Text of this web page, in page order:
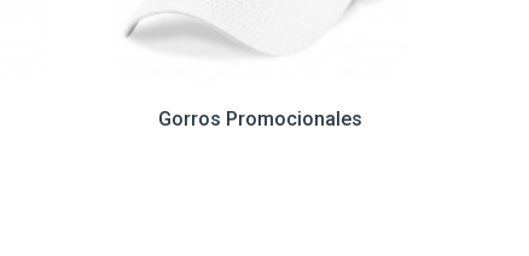
Gorros Promocionales